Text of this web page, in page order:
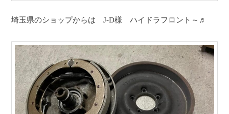
埼玉県のショップからは J-D様 ハイドラフロント～♬